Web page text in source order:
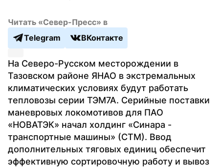
Читать «Север-Пресс» в
Telegram
ВКонтакте
На Северо-Русском месторождении в
Тазовском районе ЯНАО в экстремальных
климатических условиях будут работать
тепловозы серии ТЭМ7А. Серийные поставки
маневровых локомотивов для ПАО
«НОВАТЭК» начал холдинг «Синара -
транспортные машины» (СТМ). Ввод
дополнительных тяговых единиц обеспечит
эффективную сортировочную работу и вывоз